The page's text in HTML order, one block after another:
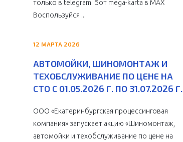
только в telegram. Бот mega-karta в МАХ
Воспользуйся ...
12 МАРТА 2026
АВТОМОЙКИ, ШИНОМОНТАЖ И
ТЕХОБСЛУЖИВАНИЕ ПО ЦЕНЕ НА
СТО С 01.05.2026 Г. ПО 31.07.2026 Г.
ООО «Екатеринбургская процессинговая
компания» запускает акцию «Шиномонтаж,
автомойки и техобслуживание по цене на